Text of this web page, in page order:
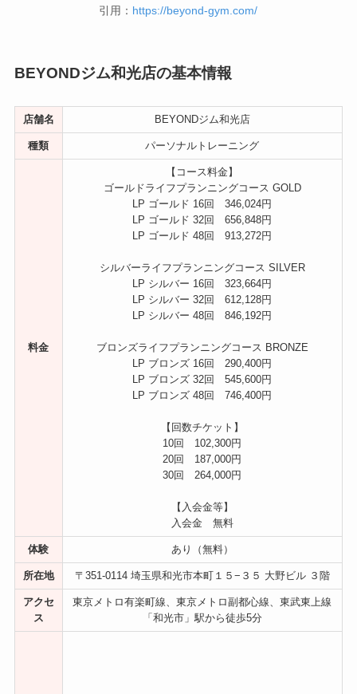
引用： https://beyond-gym.com/
BEYONDジム和光店の基本情報
店舗名 BEYONDジム和光店
種類 パーソナルトレーニング
料金
【コース料金】
ゴールドライフプランニングコース GOLD
LP ゴールド 16回 346,024円
LP ゴールド 32回 656,848円
LP ゴールド 48回 913,272円
シルバーライフプランニングコース SILVER
LP シルバー 16回 323,664円
LP シルバー 32回 612,128円
LP シルバー 48回 846,192円
ブロンズライフプランニングコース BRONZE
LP ブロンズ 16回 290,400円
LP ブロンズ 32回 545,600円
LP ブロンズ 48回 746,400円
【回数チケット】
10回 102,300円
20回 187,000円
30回 264,000円
【入会金等】
入会金 無料
体験 あり（無料）
所在地 〒351-0114 埼玉県和光市本町１５−３５ 大野ビル ３階
アクセ
ス
東京メトロ有楽町線、東京メトロ副都心線、東武東上線
「和光市」駅から徒歩5分